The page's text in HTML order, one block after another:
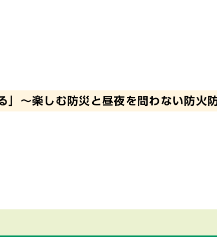
」～楽しむ防災と昼夜を問わない防火